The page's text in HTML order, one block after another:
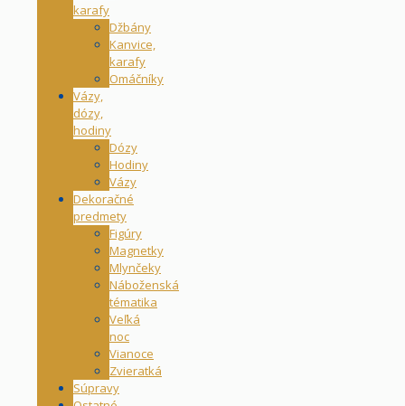
karafy
Džbány
Kanvice,
karafy
Omáčníky
Vázy,
dózy,
hodiny
Dózy
Hodiny
Vázy
Dekoračné
predmety
Figúry
Magnetky
Mlynčeky
Náboženská
tématika
Veľká
noc
Vianoce
Zvieratká
Súpravy